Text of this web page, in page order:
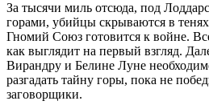
За тысячи миль отсюда, под
горами, убийцы скрываются в
Гномий Союз готовится к войне.
как выглядит на первый взгляд.
Вирандру и Белине Луне
разгадать тайну горы, пока не
заговорщики.